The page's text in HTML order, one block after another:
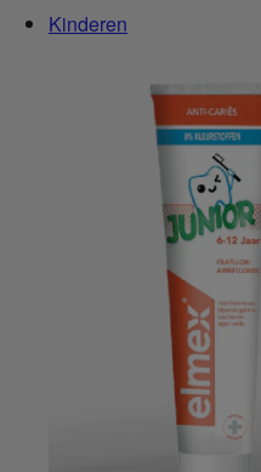
Kinderen